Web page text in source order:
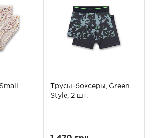
Трусы-боксеры, Green
Style, 2 шт.